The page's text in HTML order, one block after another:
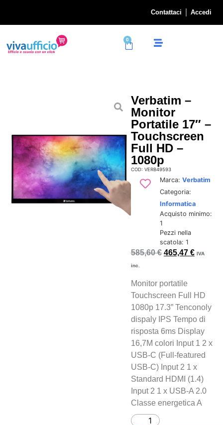
Contattaci Accedi
0
Verbatim –
Monitor
Portatile 17″ –
Touchscreen
Full HD –
1080p
COD: VERB49593
Marca: Verbatim
Categoria:
Informatica
Acquisto minimo:
1
Pezzi nella
scatola: 1
585,60€ 465,47 € IVA
inc.
Monitor portatile
Touchscreen Full HD
1080p 17.3” Tenconoly
dispaly IPS Tempo di
risposta 6ms Display
16,7M colori Input 1 2 x
USB-C (Full-featured
USB-C) Input 2 1 x
Standard HDMI (1.4)
Input 2 1 x USB-A 2.0
Classe energetica A